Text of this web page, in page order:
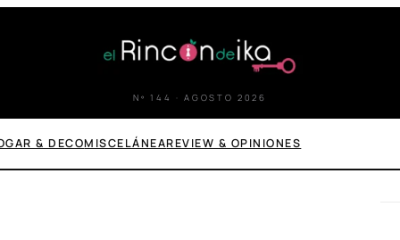
Nº 144 · AGOSTO 2026
& DECOMISCELÁNEAREVIEW & OPINIONES